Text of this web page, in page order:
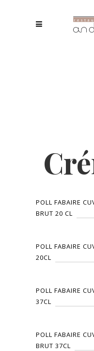
POLL FABAIRE
BRUT 20 CL
POLL FABAIRE
20CL
POLL FABAIRE
37CL
POLL FABAIRE
BRUT 37CL